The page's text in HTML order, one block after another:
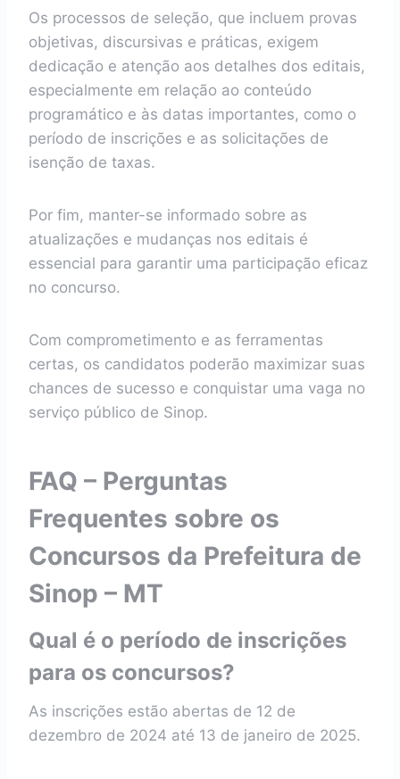
Os processos de seleção, que incluem provas
objetivas, discursivas e práticas, exigem
dedicação e atenção aos detalhes dos editais,
especialmente em relação ao conteúdo
programático e às datas importantes, como o
período de inscrições e as solicitações de
isenção de taxas.
Por fim, manter-se informado sobre as
atualizações e mudanças nos editais é
essencial para garantir uma participação eficaz
no concurso.
Com comprometimento e as ferramentas
certas, os candidatos poderão maximizar suas
chances de sucesso e conquistar uma vaga no
serviço público de Sinop.
FAQ – Perguntas
Frequentes sobre os
Concursos da Prefeitura de
Sinop – MT
Qual é o período de inscrições
para os concursos?
As inscrições estão abertas de 12 de
dezembro de 2024 até 13 de janeiro de 2025.